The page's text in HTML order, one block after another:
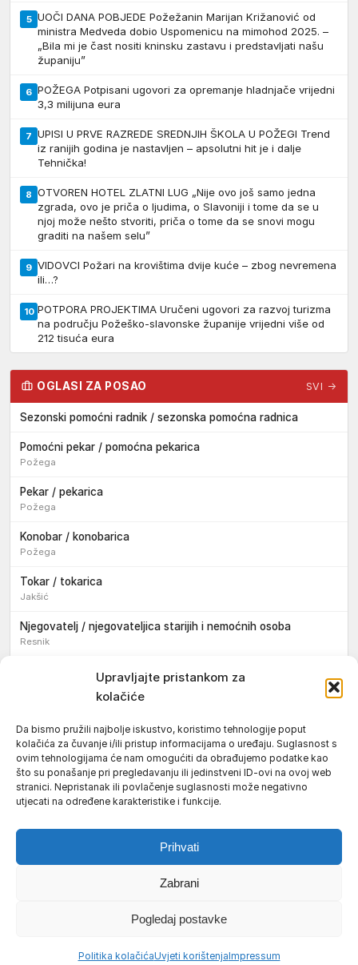
Upravljajte pristankom za
kolačiće
Da bismo pružili najbolje iskustvo, koristimo tehnologije poput
kolačića za čuvanje i/ili pristup informacijama o uređaju. Suglasnost s
ovim tehnologijama će nam omogućiti da obrađujemo podatke kao
što su ponašanje pri pregledavanju ili jedinstveni ID-ovi na ovoj web
stranici. Nepristanak ili povlačenje suglasnosti može negativno
utjecati na određene karakteristike i funkcije.
Prihvati
Zabrani
Pogledaj postavke
Politika kolačićaUvjeti korištenjaImpressum
5 UOČI DANA POBJEDE Požežanin Marijan Križanović od
ministra Medveda dobio Uspomenicu na mimohod 2025. –
„Bila mi je čast nositi kninsku zastavu i predstavljati našu
županiju”
6 POŽEGA Potpisani ugovori za opremanje hladnjače vrijedni
3,3 milijuna eura
7 UPISI U PRVE RAZREDE SREDNJIH ŠKOLA U POŽEGI Trend
iz ranijih godina je nastavljen – apsolutni hit je i dalje
Tehnička!
8 OTVOREN HOTEL ZLATNI LUG „Nije ovo još samo jedna
zgrada, ovo je priča o ljudima, o Slavoniji i tome da se u
njoj može nešto stvoriti, priča o tome da se snovi mogu
graditi na našem selu”
9 VIDOVCI Požari na krovištima dvije kuće – zbog nevremena
ili…?
10 POTPORA PROJEKTIMA Uručeni ugovori za razvoj turizma
na području Požeško-slavonske županije vrijedni više od
212 tisuća eura
OGLASI ZA POSAO SVI →
Sezonski pomoćni radnik / sezonska pomoćna radnica
Pomoćni pekar / pomoćna pekarica
Požega
Pekar / pekarica
Požega
Konobar / konobarica
Požega
Tokar / tokarica
Jakšić
Njegovatelj / njegovateljica starijih i nemoćnih osoba
Resnik
Konobar / konobarica
Jakšić
Vozač / vozačica teretnog vozila s poluprikolicom
Požega
Pomoćnik/ica u nastavi
Pravila privatnosti
© 2026 Požeški vodič. Sva prava pridržana.